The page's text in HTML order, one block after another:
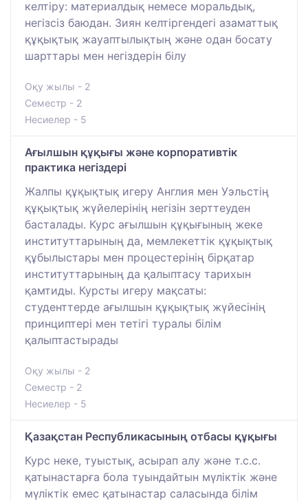
келтіру: материалдық немесе моральдық,
негізсіз баюдан. Зиян келтіргендегі азаматтық
құқықтық жауаптылықтың және одан босату
шарттары мен негіздерін білу
Оқу жылы - 2
Семестр - 2
Несиелер - 5
Ағылшын құқығы және корпоративтік
практика негіздері
Жалпы құқықтық игеру Англия мен Уэльстің
құқықтық жүйелерінің негізін зерттеуден
басталады. Курс ағылшын құқығының жеке
институттарының да, мемлекеттік құқықтық
құбылыстары мен процестерінің бірқатар
институттарының да қалыптасу тарихын
қамтиды. Курсты игеру мақсаты:
студенттерде ағылшын құқықтық жүйесінің
принциптері мен тетігі туралы білім
қалыптастырады
Оқу жылы - 2
Семестр - 2
Несиелер - 5
Қазақстан Республикасының отбасы құқығы
Курс неке, туыстық, асырап алу және т.с.с.
қатынастарға бола туындайтын мүліктік және
мүліктік емес қатынастар саласында білім